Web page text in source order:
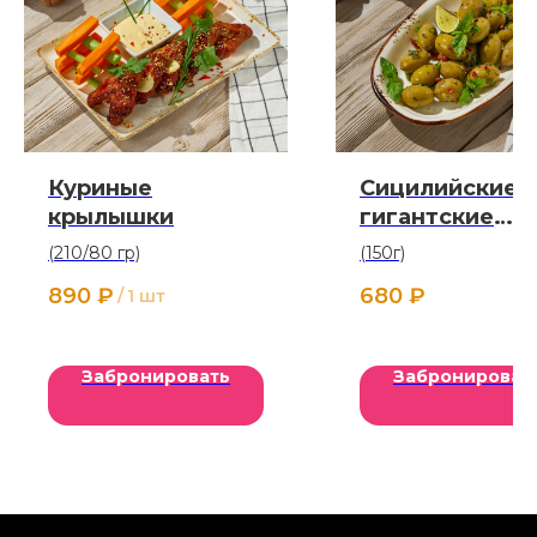
Куриные
крылышки
(210/80 гр)
890 ₽ / 1 шт
Забронировать
Сицилийские
гигантские
оливки
(150г)
680 ₽